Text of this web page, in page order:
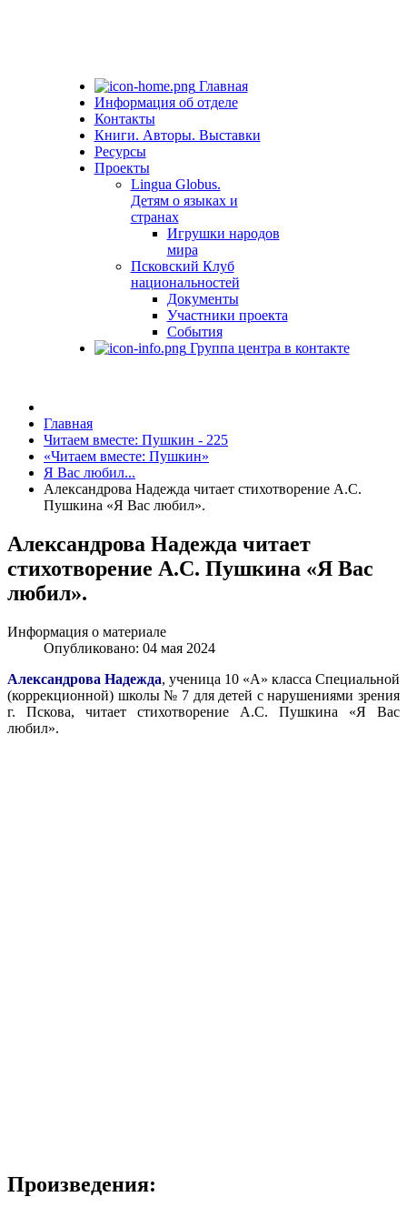
Главная
Информация об отделе
Контакты
Книги. Авторы. Выставки
Ресурсы
Проекты
Lingua Globus.
Детям о языках и
странах
Игрушки народов
мира
Псковский Клуб
национальностей
Документы
Участники проекта
События
Группа центра в контакте
Главная
Читаем вместе: Пушкин - 225
«Читаем вместе: Пушкин»
Я Вас любил...
Александрова Надежда читает стихотворение А.С.
Пушкина «Я Вас любил».
Александрова Надежда читает
стихотворение А.С. Пушкина «Я Вас
любил».
Информация о материале
Опубликовано: 04 мая 2024
Александрова Надежда, ученица 10 «А» класса Специальной
(коррекционной) школы № 7 для детей с нарушениями зрения
г. Пскова, читает стихотворение А.С. Пушкина «Я Вас
любил».
Произведения: